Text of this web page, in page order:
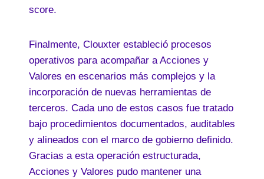
score.
Finalmente, Clouxter estableció procesos
operativos para acompañar a Acciones y
Valores en escenarios más complejos y la
incorporación de nuevas herramientas de
terceros. Cada uno de estos casos fue tratado
bajo procedimientos documentados, auditables
y alineados con el marco de gobierno definido.
Gracias a esta operación estructurada,
Acciones y Valores pudo mantener una